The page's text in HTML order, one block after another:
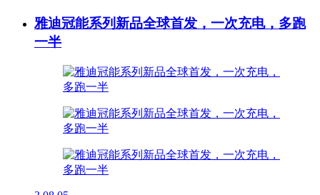
雅迪冠能系列新品全球首发，一次充电，多跑
一半